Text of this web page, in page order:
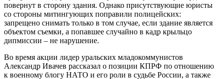
повернут в сторону здания. Однако присутствующие юристы
со стороны митингующих поправили полицейских:
запрещено снимать только в том случае, если здание является
объектом съемки, а попавшее случайно в кадр крыльцо
дипмиссии – не нарушение.
Во время акции лидер уральских младокоммунистов
Александр Ивачев рассказал о позиции КПРФ по отношению
к военному блогу НАТО и его роли в судьбе России, а также